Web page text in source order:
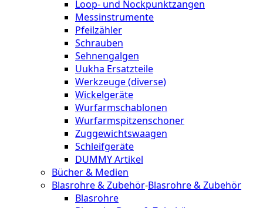
Loop- und Nockpunktzangen
Messinstrumente
Pfeilzähler
Schrauben
Sehnengalgen
Uukha Ersatzteile
Werkzeuge (diverse)
Wickelgeräte
Wurfarmschablonen
Wurfarmspitzenschoner
Zuggewichtswaagen
Schleifgeräte
DUMMY Artikel
Bücher & Medien
Blasrohre & Zubehör-Blasrohre & Zubehör
Blasrohre